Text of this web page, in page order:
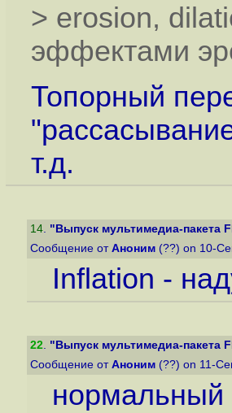
> erosion,
эффектами
Топорный
т.д.
14. "Выпуск мультимедиа-пакета
Сообщение от Аноним (??) on 10-
Inflation -
22. "Выпуск мультимедиа-пакета
Сообщение от Аноним (??) on 11-
нормальный